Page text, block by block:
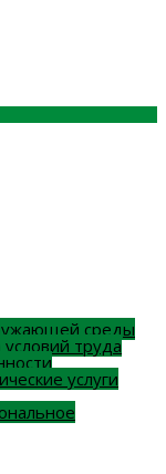
среды
труда
услуги